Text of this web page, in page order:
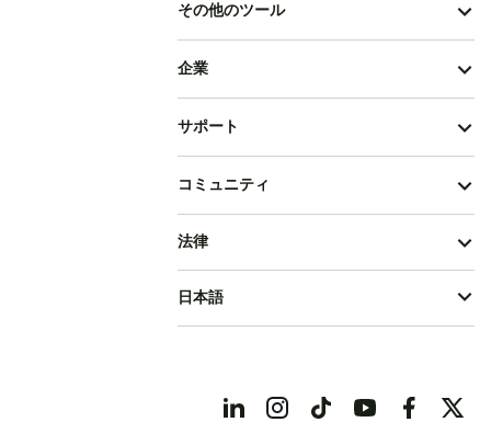
その他のツール
企業
サポート
コミュニティ
法律
日本語